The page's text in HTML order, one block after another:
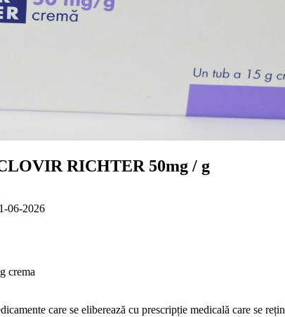
RICHTER 50mg / g
06-2026
crema
care se eliberează cu prescripție medicală care se